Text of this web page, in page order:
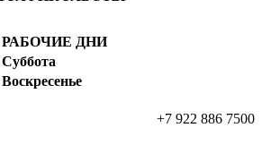
РАБОЧИЕ ДНИ
Суббота
Воскресенье
+7 922 886 7500